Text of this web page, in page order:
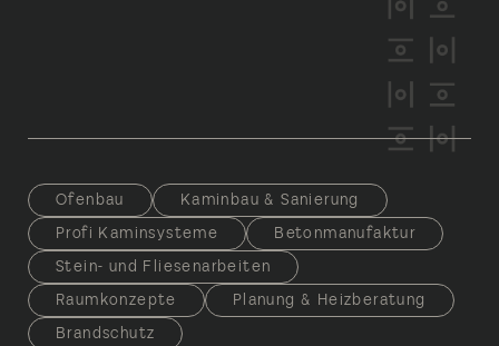
Ofenbau
Kaminbau & Sanierung
Profi Kamin­systeme
Beton­manufaktur
Stein- und Fliesen­arbeiten
Raum­konzepte
Planung & Heiz­beratung
Brandschutz